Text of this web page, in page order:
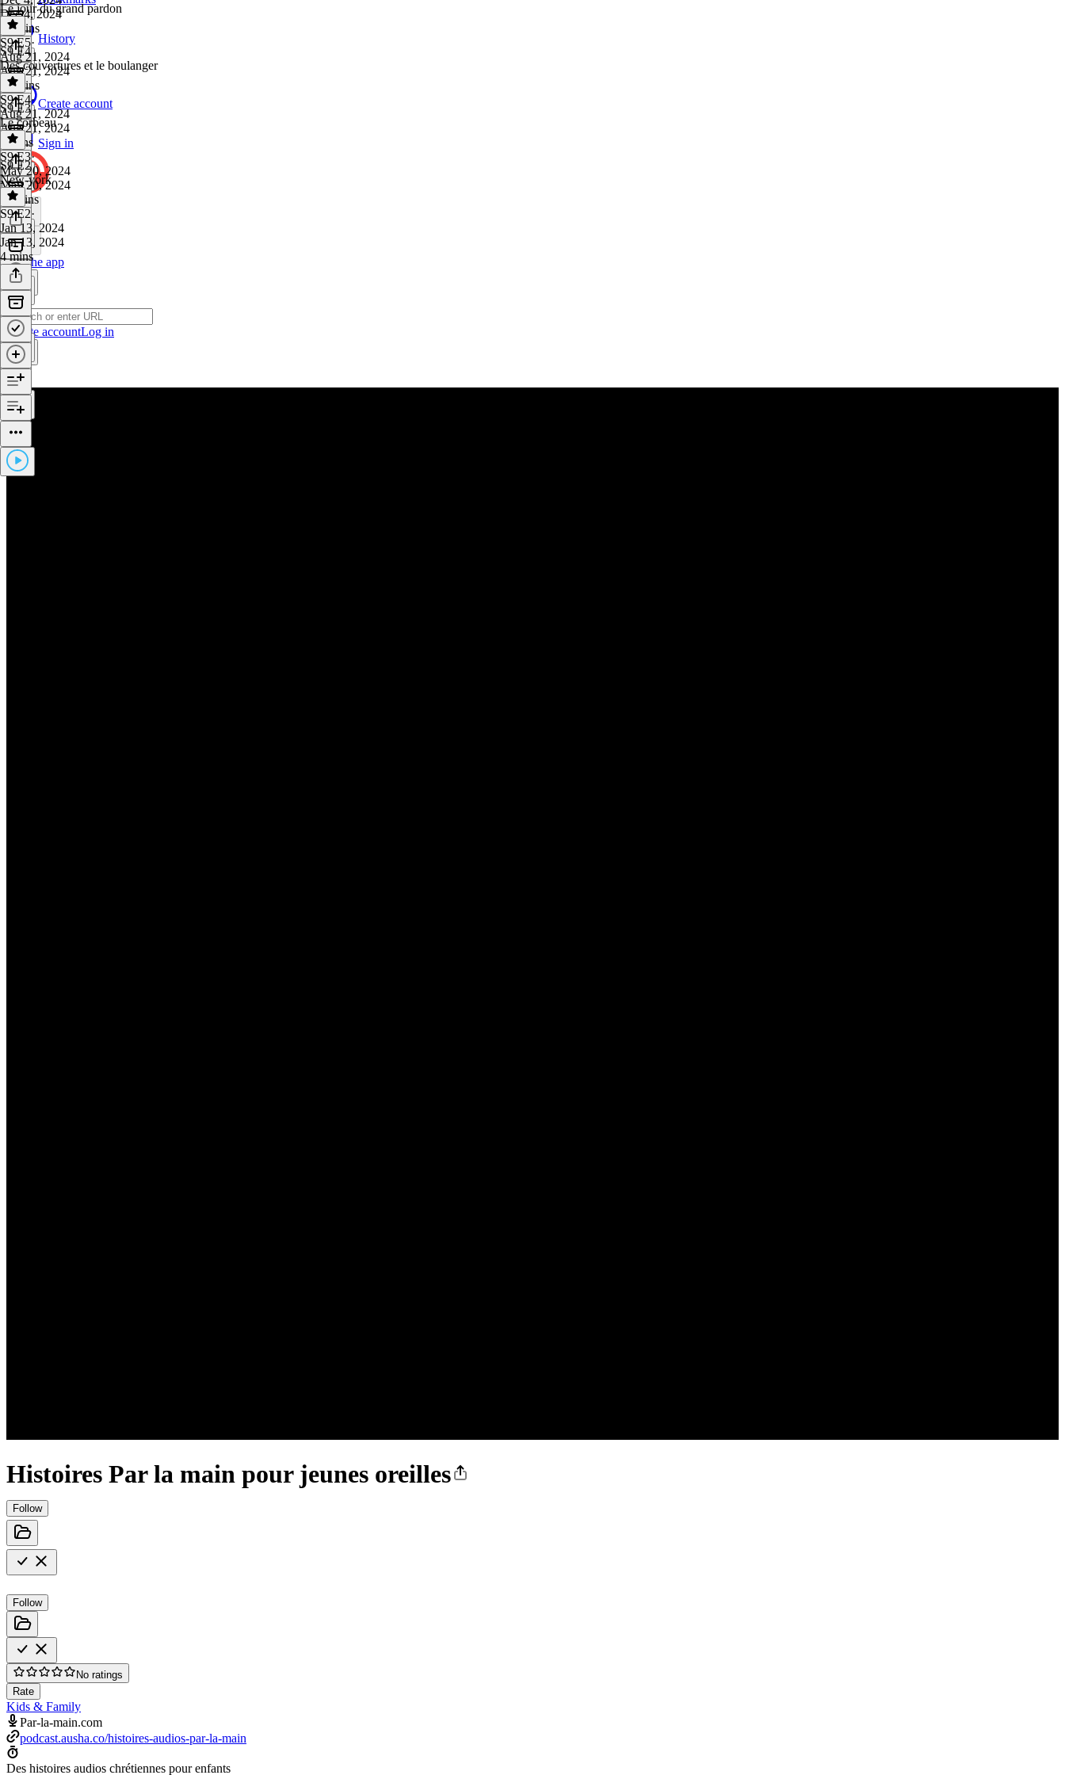
History
Create account
Sign in
Get the app
Create accountLog in
Histoires Par la main pour jeunes oreilles
Follow
Follow
No ratings
Rate
Kids & Family
Par-la-main.com
podcast.ausha.co/histoires-audios-par-la-main
Des histoires audios chrétiennes pour enfants
Dec 4, 2024
14 mins
Le jour du grand pardon
S9 E5·
Aug 21, 2024
Aug 21, 2024
10 mins
S9 E4
Des couvertures et le boulanger
S9 E4·
Aug 21, 2024
Aug 21, 2024
9 mins
S9 E3
Le corbeau
S9 E3·
May 20, 2024
May 20, 2024
11 mins
S9 E2
New-york
S9 E2·
Jan 13, 2024
Jan 13, 2024
4 mins